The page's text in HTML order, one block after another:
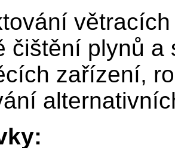
čištění plynů a
zařízení,